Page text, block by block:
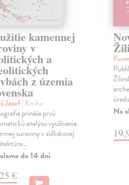
kamennej
v
a
z územia
Jozef| Kniha
prináša prvú
analýzu využívania
suroviny v sídliskovej
do 14 dní
€
Na